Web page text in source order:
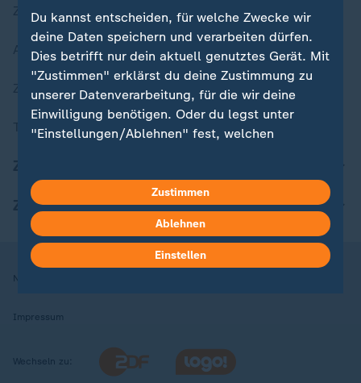
Zuletzt veröffentlicht
Aktuelle Sendungs-Videos
ZDFheute Stories
Themen im Überblick
ZDFheute Apps
Nutzungsbedingungen
Impressum
Wechseln zu:
Du kannst entscheiden, für welche Zwecke wir
deine Daten speichern und verarbeiten dürfen.
Dies betrifft nur dein aktuell genutztes Gerät. Mit
"Zustimmen" erklärst du deine Zustimmung zu
unserer Datenverarbeitung, für die wir deine
Einwilligung benötigen. Oder du legst unter
"Einstellungen/Ablehnen" fest, welchen
kannst du jederzeit mit Wirkung für die Zukunft
in deinen Einstellungen widerrufen oder ändern.
Hier findest du das Impressum.
Weitere Informationen findest du in unserer
Zustimmen
Ablehnen
Einstellen